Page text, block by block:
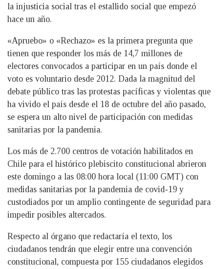
la injusticia social tras el estallido social que empezó
hace un año.
«Apruebo» o «Rechazo» es la primera pregunta que
tienen que responder los más de 14,7 millones de
electores convocados a participar en un país donde el
voto es voluntario desde 2012. Dada la magnitud del
debate público tras las protestas pacíficas y violentas que
ha vivido el país desde el 18 de octubre del año pasado,
se espera un alto nivel de participación con medidas
sanitarias por la pandemia.
Los más de 2.700 centros de votación habilitados en
Chile para el histórico plebiscito constitucional abrieron
este domingo a las 08:00 hora local (11:00 GMT) con
medidas sanitarias por la pandemia de covid-19 y
custodiados por un amplio contingente de seguridad para
impedir posibles altercados.
Respecto al órgano que redactaría el texto, los
ciudadanos tendrán que elegir entre una convención
constitucional, compuesta por 155 ciudadanos elegidos